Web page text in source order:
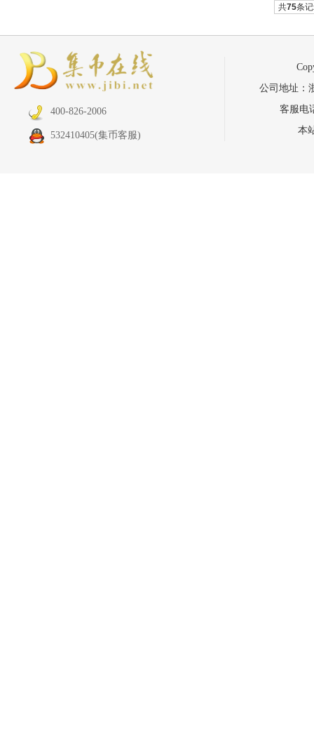
共75条
400-826-2006
532410405(集币客服)
公司地址：
客服电
本